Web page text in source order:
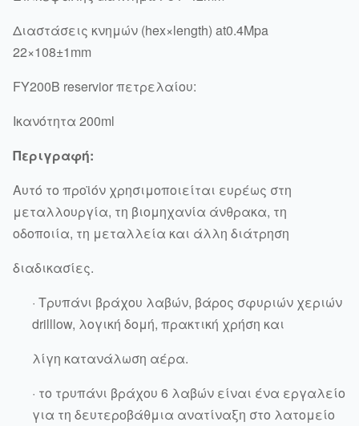
Διαστάσεις κνημών (hex×length) at0.4Mpa
22×108±1mm
FY200B reservior πετρελαίου:
Ικανότητα 200ml
Περιγραφή:
Αυτό το προϊόν χρησιμοποιείται ευρέως στη
μεταλλουργία, τη βιομηχανία άνθρακα, τη
οδοποιία, τη μεταλλεία και άλλη διάτρηση
διαδικασίες.
· Τρυπάνι βράχου λαβών, βάρος σφυριών χεριών
drilllow, λογική δομή, πρακτική χρήση και
λίγη κατανάλωση αέρα.
· το τρυπάνι βράχου 6 λαβών είναι ένα εργαλείο
για τη δευτεροβάθμια ανατίναξη στο λατομείο